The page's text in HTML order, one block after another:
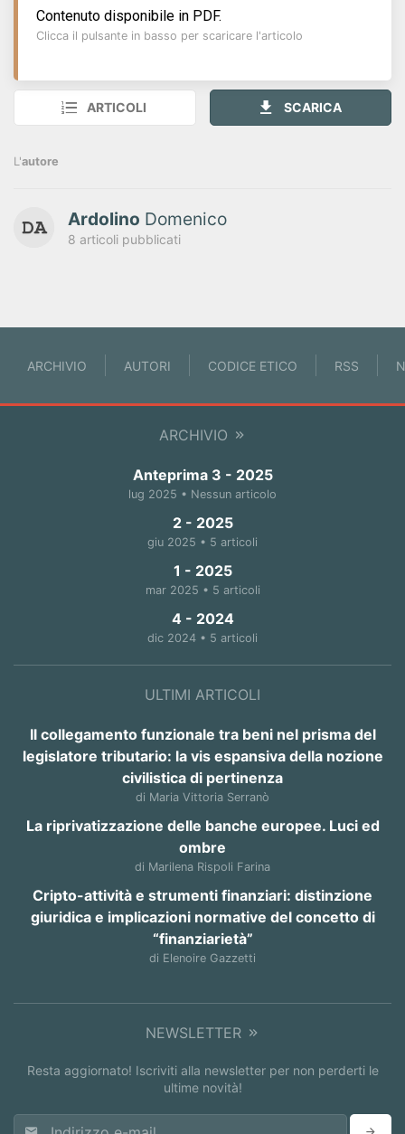
Contenuto disponibile in PDF.
Clicca il pulsante in basso per scaricare l'articolo
ARTICOLI SCARICA
L'autore
Ardolino Domenico
8 articoli pubblicati
ARCHIVIO AUTORI CODICE ETICO RSS
ARCHIVIO
Anteprima 3 - 2025
lug 2025 • Nessun articolo
2 - 2025
giu 2025 • 5 articoli
1 - 2025
mar 2025 • 5 articoli
4 - 2024
dic 2024 • 5 articoli
ULTIMI ARTICOLI
Il collegamento funzionale tra beni nel prisma del
legislatore tributario: la vis espansiva della nozione
civilistica di pertinenza
di Maria Vittoria Serranò
La riprivatizzazione delle banche europee. Luci ed
ombre
di Marilena Rispoli Farina
Cripto-attività e strumenti finanziari: distinzione
giuridica e implicazioni normative del concetto di
“finanziarietà”
di Elenoire Gazzetti
NEWSLETTER
Resta aggiornato! Iscriviti alla newsletter per non perderti le
ultime novità!